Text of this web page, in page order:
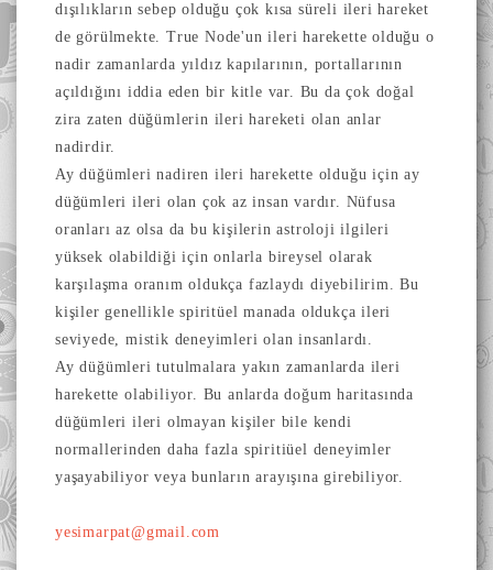
dışılıkların sebep olduğu çok kısa süreli ileri hareket
de görülmekte. True Node'un ileri harekette olduğu o
nadir zamanlarda yıldız kapılarının, portallarının
açıldığını iddia eden bir kitle var. Bu da çok doğal
zira zaten düğümlerin ileri hareketi olan anlar
nadirdir.
Ay düğümleri nadiren ileri harekette olduğu için ay
düğümleri ileri olan çok az insan vardır. Nüfusa
oranları az olsa da bu kişilerin astroloji ilgileri
yüksek olabildiği için onlarla bireysel olarak
karşılaşma oranım oldukça fazlaydı diyebilirim. Bu
kişiler genellikle spiritüel manada oldukça ileri
seviyede, mistik deneyimleri olan insanlardı.
Ay düğümleri tutulmalara yakın zamanlarda ileri
harekette olabiliyor. Bu anlarda doğum haritasında
düğümleri ileri olmayan kişiler bile kendi
normallerinden daha fazla spiritiüel deneyimler
yaşayabiliyor veya bunların arayışına girebiliyor.
yesimarpat@gmail.com